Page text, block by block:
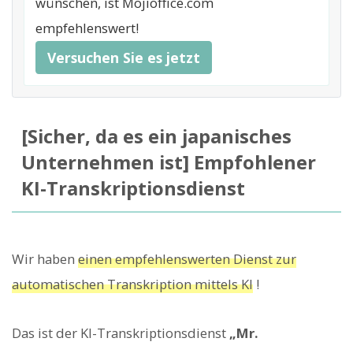
empfehlenswert!
Versuchen Sie es jetzt
[Sicher, da es ein japanisches
Unternehmen ist] Empfohlener
KI-Transkriptionsdienst
Wir haben einen empfehlenswerten Dienst zur
automatischen Transkription mittels KI !
Das ist der KI-Transkriptionsdienst „Mr.